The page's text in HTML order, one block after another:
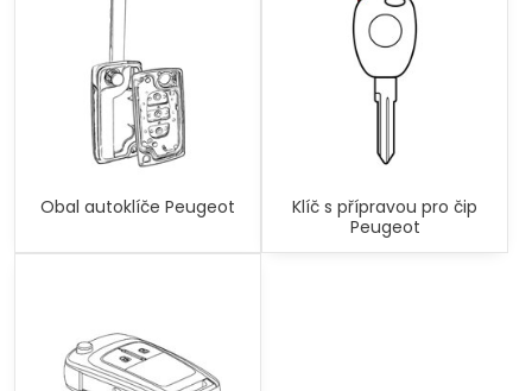
Obal autoklíče Peugeot
Klíč s přípravou pro čip
Peugeot